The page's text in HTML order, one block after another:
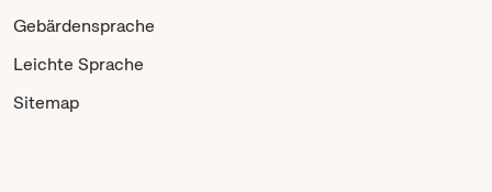
Gebärdensprache
Leichte Sprache
Sitemap